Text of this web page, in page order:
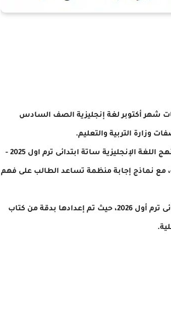
شهر أكتوبر لغة إنجليزية الصف السادس
يشمل الملف مجموعة من امتحانات شهر أكتوبر 2026 المقررة من منهج اللغة الإنجليزية ساتة ابتدائى ترم اول 2025 -
مع نماذج إجابة منظمة تساعد الطالب على فهم
تُعد هذه النماذج من أقوى المراجعات الشهرية لطلاب سادسة ابتدائى ترم أول 2026، حيث تم إعدادها بدقة من كتاب